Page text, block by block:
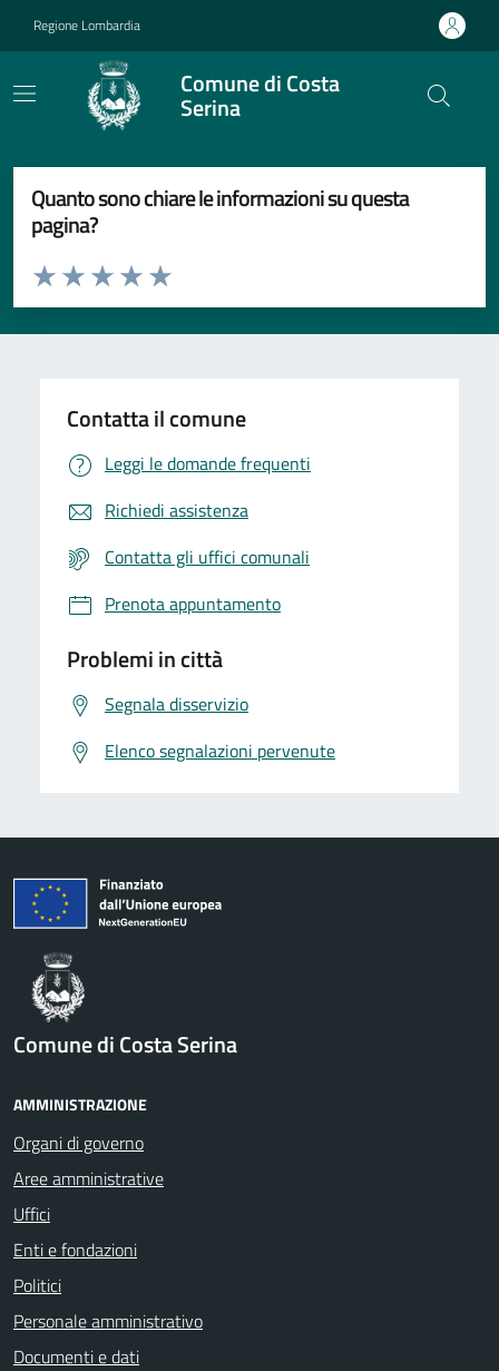
Regione Lombardia
Comune di Costa
Serina
Quanto sono chiare le informazioni su questa
pagina?
Valuta da 1 a 5 stelle la pagina
Valuta 5 stelle su 5
Valuta 4 stelle su 5
Valuta 3 stelle su 5
Valuta 2 stelle su 5
Valuta 1 stelle su 5
Contatta il comune
Leggi le domande frequenti
Richiedi assistenza
Contatta gli uffici comunali
Prenota appuntamento
Problemi in città
Segnala disservizio
Elenco segnalazioni pervenute
Comune di Costa Serina
AMMINISTRAZIONE
Organi di governo
Aree amministrative
Uffici
Enti e fondazioni
Politici
Personale amministrativo
Documenti e dati